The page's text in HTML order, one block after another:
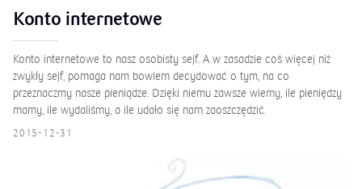
Konto internetowe
Konto internetowe to nasz osobisty sejf. A w zasadzie coś więcej niż
zwykły sejf, pomaga nam bowiem decydować o tym, na co
przeznaczmy nasze pieniądze. Dzięki niemu zawsze wiemy, ile pieniędzy
mamy, ile wydaliśmy, a ile udało się nam zaoszczędzić.
2015-12-31